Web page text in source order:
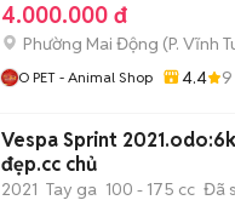
4.000.000 đ
Phường Mai Động (P. Vĩnh
O PET - Animal Shop 4.4 9
Vespa Sprint
đẹp.cc chủ
2021 Tay ga 100 - 175 cc Đã